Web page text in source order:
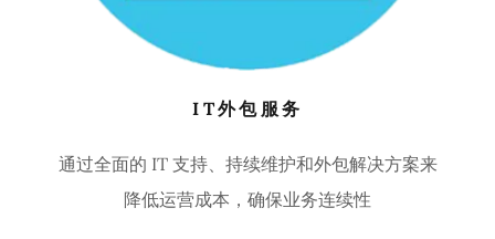
IT外包服务
通过全面的 IT 支持、持续维护和外包解决方案来
降低运营成本，确保业务连续性